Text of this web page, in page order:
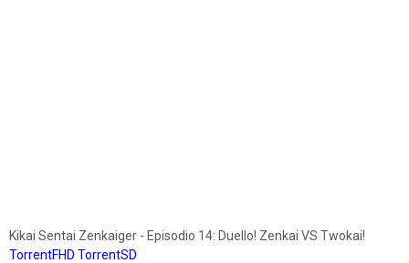
Kikai Sentai Zenkaiger - Episodio 14: Duello! Zenkai VS Twokai!
TorrentFHD TorrentSD